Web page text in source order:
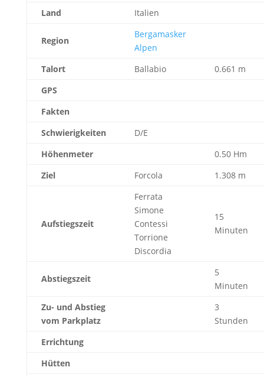
Land
Italien
Region
Bergamasker
Alpen
Talort
Ballabio
0.661 m
GPS
Fakten
Schwierigkeiten
D/E
Höhenmeter
0.50 Hm
Ziel
Forcola 1.308 m
Aufstiegszeit
Ferrata
Simone
Contessi
Torrione
Discordia
15
Minuten
Abstiegszeit
5
Minuten
Zu- und Abstieg
vom Parkplatz
3
Stunden
Errichtung
Hütten